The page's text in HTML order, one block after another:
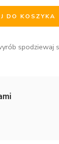
DO KOSZYKA
spodziewaj